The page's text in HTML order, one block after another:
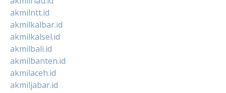
akmilntt.id
akmilkalbar.id
akmilkalsel.id
akmilbali.id
akmilbanten.id
akmilaceh.id
akmiljabar.id